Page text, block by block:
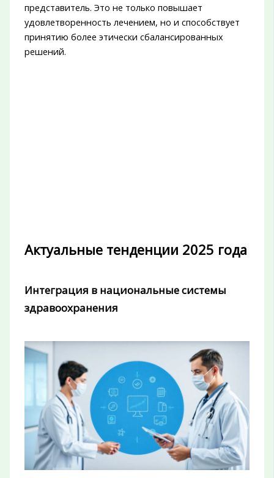
представитель. Это не только повышает
удовлетворенность лечением, но и способствует
принятию более этически сбалансированных
решений.
Актуальные тенденции 2025 года
Интеграция в национальные системы
здравоохранения